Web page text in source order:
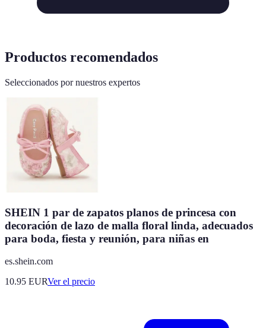
Productos recomendados
Seleccionados por nuestros expertos
SHEIN 1 par de zapatos planos de princesa con
decoración de lazo de malla floral linda, adecuados
para boda, fiesta y reunión, para niñas en
es.shein.com
10.95 EURVer el precio